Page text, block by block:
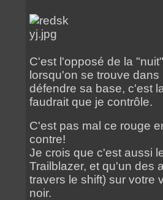
C'est l'opposé de la
lorsqu'on se trouve
défendre sa base, c'est
faudrait que je contrôle.
C'est pas mal ce rouge
contre!
Je crois que c'est aussi
Trailblazer, et qu'un des
travers le shift) sur votre
noir.